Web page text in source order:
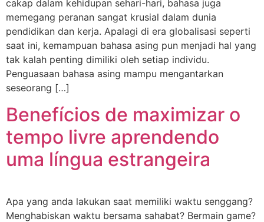
cakap dalam kehidupan sehari-hari, bahasa juga
memegang peranan sangat krusial dalam dunia
pendidikan dan kerja. Apalagi di era globalisasi seperti
saat ini, kemampuan bahasa asing pun menjadi hal yang
tak kalah penting dimiliki oleh setiap individu.
Penguasaan bahasa asing mampu mengantarkan
seseorang […]
Benefícios de maximizar o
tempo livre aprendendo
uma língua estrangeira
Apa yang anda lakukan saat memiliki waktu senggang?
Menghabiskan waktu bersama sahabat? Bermain game?